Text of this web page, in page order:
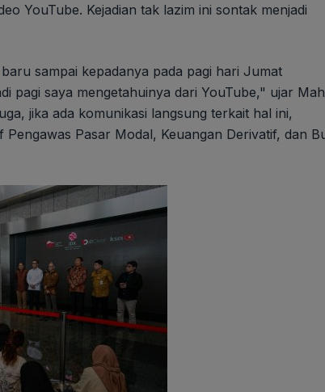
YouTube. Kejadian tak lazim ini sontak menjadi
sampai kepadanya pada pagi hari Jumat
pagi saya mengetahuinya dari YouTube," ujar
jika ada komunikasi langsung terkait hal ini,
Pasar Modal, Keuangan Derivatif, dan